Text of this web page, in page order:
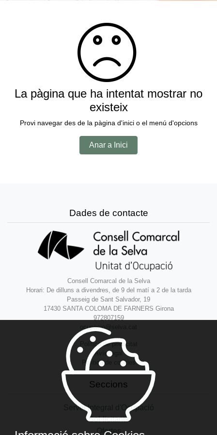
La pàgina que ha intentat mostrar no
existeix
Provi navegar des de la pàgina d'inici o el menú d'opcions
Anar a Inici
Dades de contacte
Consell Comarcal de la Selva
Horari: De dilluns a divendres, de 9 del matí a 2 de la tarda
Passeig de Sant Salvador, 19
17430 SANTA COLOMA DE FARNERS Girona
972807159
ocupacio@selva.cat
Política de privacitat
Avís legal
Política de cookies
Seccions
Servei Integral d'Ocupació
Sol·licitants
Ofertes